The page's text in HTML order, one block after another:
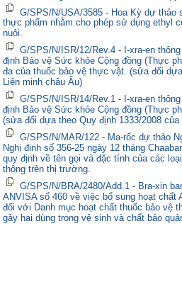
G/SPS/N/USA/3585 - Hoa Kỳ dự thảo
thực phẩm nhằm cho phép sử dụng ethyl
nuôi.
G/SPS/N/ISR/12/Rev.4 - I-xra-en
định Bảo vệ Sức khỏe Cộng đồng (Thực
đa của thuốc bảo vệ thực vật. (sửa đổi
Liên minh châu Âu)
G/SPS/N/ISR/14/Rev.1 - I-xra-en
định Bảo vệ Sức khỏe Cộng đồng (Thực
(sửa đổi dựa theo Quy định 1333/2008
G/SPS/N/MAR/122 - Ma-rốc dự thảo
Nghị định số 356-25 ngày 12 tháng
quy định về tên gọi và đặc tính của các
thông trên thị trường.
G/SPS/N/BRA/2480/Add.1 - Bra-xin
ANVISA số 460 về việc bổ sung hoạt chất
đối với Danh mục hoạt chất thuốc bảo vệ
gây hại dùng trong vệ sinh và chất bảo